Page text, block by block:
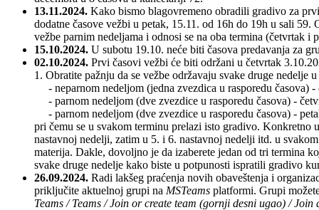
13.11.2024. Kako bismo blagovremeno obradili gradivo za
dodatne časove vežbi u petak, 15.11. od 16h do 19h u sali
vežbe parnim nedeljama i odnosi se na oba termina (četvrtak i
15.10.2024. U subotu 19.10. neće biti časova predavanja za
02.10.2024. Prvi časovi vežbi će biti održani u četvrtak
1. Obratite pažnju da se vežbe održavaju svake druge nedelje
- neparnom nedeljom (jedna zvezdica u rasporedu časova)
- parnom nedeljom (dve zvezdice u rasporedu časova) -
- parnom nedeljom (dve zvezdice u rasporedu časova) -
pri čemu se u svakom terminu prelazi isto gradivo. Konkretno
nastavnoj nedelji, zatim u 5. i 6. nastavnoj nedelji itd. u
materija. Dakle, dovoljno je da izaberete jedan od tri termina
svake druge nedelje kako biste u potpunosti ispratili gradivo
26.09.2024. Radi lakšeg praćenja novih obaveštenja i
priključite aktuelnoj grupi na MSTeams platformi. Grupi
Teams / Teams / Join or create team (gornji desni ugao) / Join